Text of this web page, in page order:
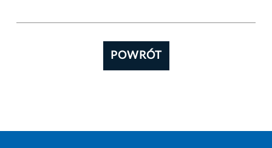
POWRÓT